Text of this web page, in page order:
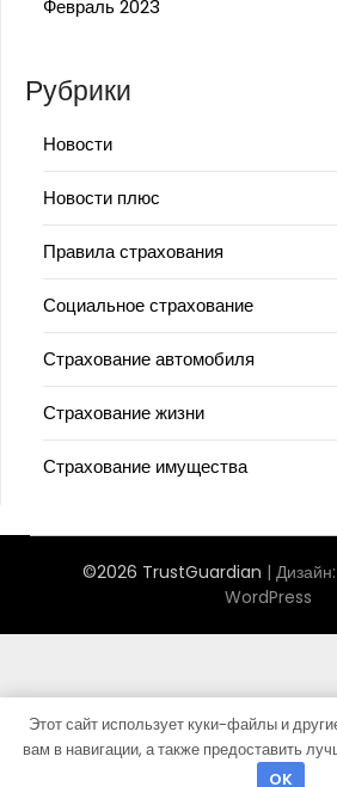
Февраль 2023
Рубрики
Новости
Новости плюс
Правила страхования
Социальное страхование
Страхование автомобиля
Страхование жизни
Страхование имущества
©2026 TrustGuardian | Дизайн:
WordPress
Этот сайт использует куки-файлы и
вам в навигации, а также предоставить
OK